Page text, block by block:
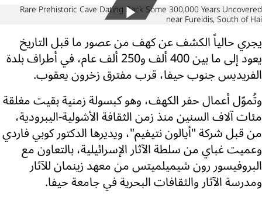
Rare Prehistoric Cave Dating Back Some 300,000 Years Uncovered
near Fureidis, South of Hai
يجري حالياً الكشف عن كهف من عصور ما قبل التاريخ
يعود إلى ما بين 400 ألف و250 ألف عام، في أطراف بلدة
الفريديس جنوب حيفا، قرب مفترق زخرون يعقوب.
وتُموّل أعمال حفر الكهف، وهو كبسولة زمنية بقيت مغلقة
مئات آلاف السنين منذ زمن الثقافة الأشولية-اليبرودية،
من قبل شركة "أيالون نتيفيم"، ويديرها الدكتور كوبي فاردي
وعميت غباي من سلطة الآثار الإسرائيلية، بالتعاون مع
البروفيسور رون شيميلميتس من معهد زينمان للآثار
ومدرسة الآثار والثقافات البحرية في جامعة حيفا.